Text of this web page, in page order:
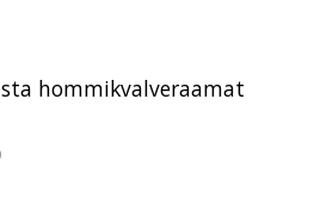
hommikvalveraamat